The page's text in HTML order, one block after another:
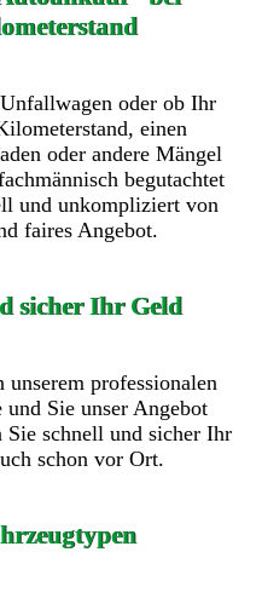
oder ob Ihr
einen
oder andere Mängel
begutachtet
und unkompliziert von
faires Angebot.
sicher Ihr Geld
professionalen
Sie unser Angebot
Sie schnell und sicher Ihr
schon vor Ort.